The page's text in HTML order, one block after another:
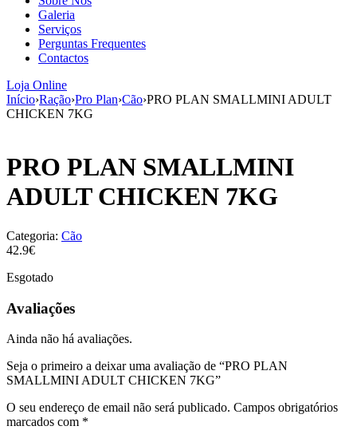
Galeria
Serviços
Perguntas Frequentes
Contactos
Loja Online
Início›Ração›Pro Plan›Cão›PRO PLAN SMALLMINI ADULT
CHICKEN 7KG
PRO PLAN SMALLMINI
ADULT CHICKEN 7KG
Categoria: Cão
42.9€
Esgotado
Avaliações
Ainda não há avaliações.
Seja o primeiro a deixar uma avaliação de “PRO PLAN
SMALLMINI ADULT CHICKEN 7KG”
O seu endereço de email não será publicado. Campos obrigatórios
marcados com *
aumenta a
probabilidade
de ver
conteúdo e
ofertas